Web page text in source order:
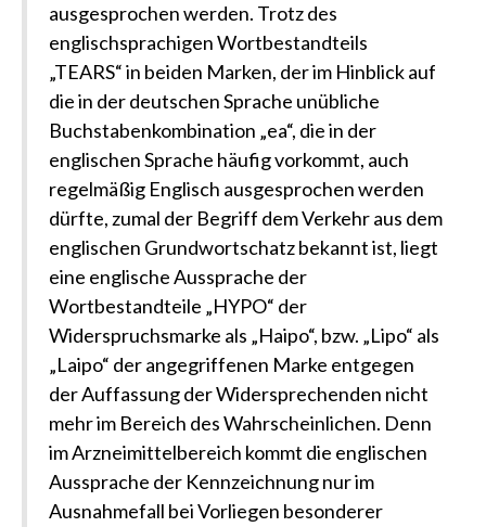
ausgesprochen werden. Trotz des
englischsprachigen Wortbestandteils
„TEARS“ in beiden Marken, der im Hinblick auf
die in der deutschen Sprache unübliche
Buchstabenkombination „ea“, die in der
englischen Sprache häufig vorkommt, auch
regelmäßig Englisch ausgesprochen werden
dürfte, zumal der Begriff dem Verkehr aus dem
englischen Grundwortschatz bekannt ist, liegt
eine englische Aussprache der
Wortbestandteile „HYPO“ der
Widerspruchsmarke als „Haipo“, bzw. „Lipo“ als
„Laipo“ der angegriffenen Marke entgegen
der Auffassung der Widersprechenden nicht
mehr im Bereich des Wahrscheinlichen. Denn
im Arzneimittelbereich kommt die englischen
Aussprache der Kennzeichnung nur im
Ausnahmefall bei Vorliegen besonderer